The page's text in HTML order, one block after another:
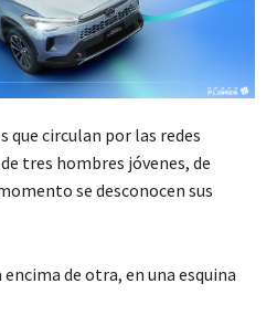
que circulan por las redes
tres hombres jóvenes, de
se desconocen sus
de otra, en una esquina